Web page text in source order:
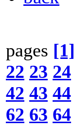
pages [1]
22 23 24
42 43 44
62 63 64